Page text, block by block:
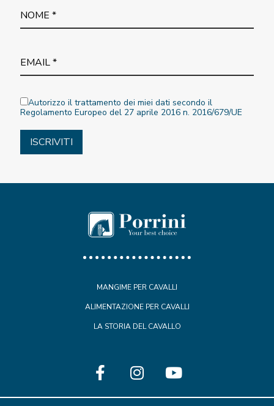
Autorizzo il trattamento dei miei dati secondo il
Regolamento Europeo del 27 aprile 2016 n. 2016/679/UE
MANGIME PER CAVALLI
ALIMENTAZIONE PER CAVALLI
LA STORIA DEL CAVALLO